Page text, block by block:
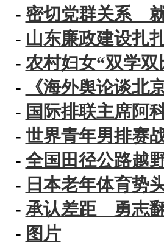
-密切党群关系
- 山东廉政建设扎
- 农村妇女“双学
-
《海外舆论谈北
- 国际排联主席阿
- 世界青年男排赛
- 全国田径公路越
- 日本老年体育势
- 承认差距 勇志
- 图片